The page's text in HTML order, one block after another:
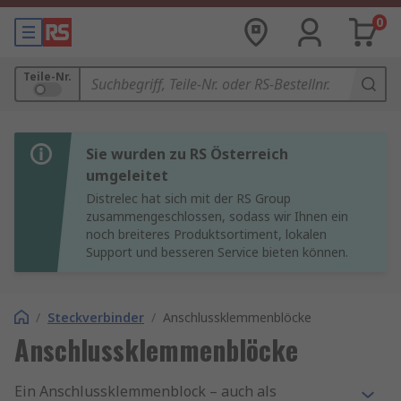
0
Teile-Nr.
Sie wurden zu RS Österreich
umgeleitet
Distrelec hat sich mit der RS Group
zusammengeschlossen, sodass wir Ihnen ein
noch breiteres Produktsortiment, lokalen
Support und besseren Service bieten können.
/ Steckverbinder / Anschlussklemmenblöcke
Anschlussklemmenblöcke
Ein Anschlussklemmenblock – auch als